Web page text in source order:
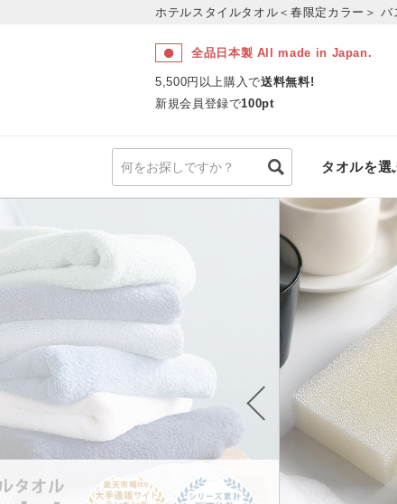
ホテルスタイルタオル＜春限定カラー＞バ
全品日本製 All made in Japan.
5,500円以上購入で送料無料!
新規会員登録で100pt
タオルを選